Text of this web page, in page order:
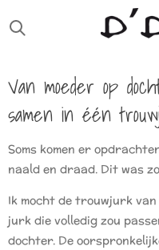
direct
de
hoofdinhoud
Van moeder op
samen in één
Soms komen er
naald en draad. Dit was
Ik mocht de trouwjurk
jurk die volledig zou
dochter. De